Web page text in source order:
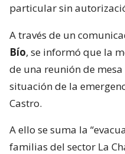
particular sin
A través de un
Bío, se informó que la
de una reunión de
situación de la
Castro.
A ello se suma la
familias del sector La